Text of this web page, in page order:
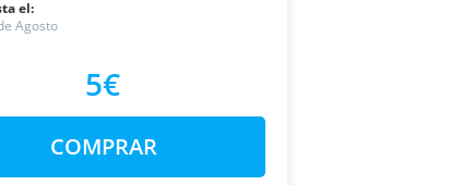
el:
Agosto
5€
COMPRAR